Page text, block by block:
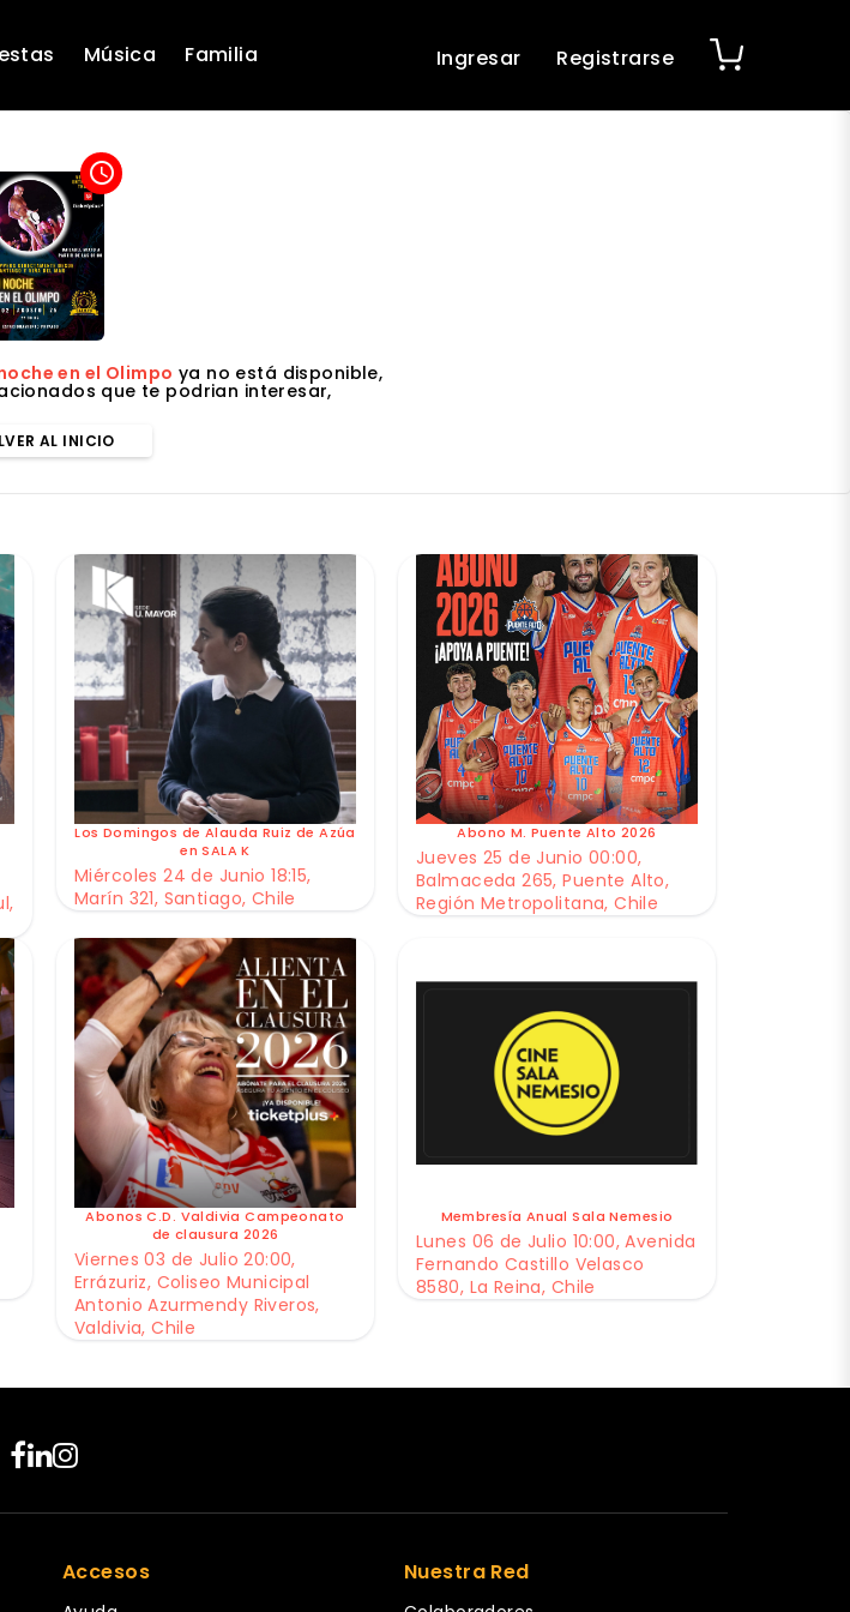
Música Familia Ingresar Registrarse
access_time
en el Olimpo ya no está disponible,
que te podrian interesar,
AL INICIO
Los Domingos de Alauda Ruiz de Azúa
en SALA K
Miércoles 24 de Junio 18:15,
Marín 321, Santiago, Chile
Abono M. Puente Alto 2026
Jueves 25 de Junio 00:00,
Balmaceda 265, Puente Alto,
Región Metropolitana, Chile
Abonos C.D. Valdivia Campeonato
de clausura 2026
Viernes 03 de Julio 20:00,
Errázuriz, Coliseo Municipal
Antonio Azurmendy Riveros,
Valdivia, Chile
Membresía Anual Sala Nemesio
Lunes 06 de Julio 10:00, Avenida
Fernando Castillo Velasco
8580, La Reina, Chile
Accesos Nuestra Red